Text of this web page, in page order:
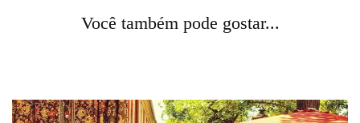
Você também pode gostar...
Festa de lançamento